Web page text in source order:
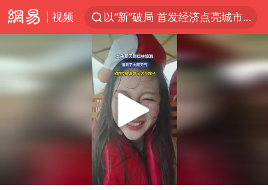
视频
以“新”破局 首发经济点亮城市消费活力
台风白海豚进入48小时警戒线
中方回应是否在太平洋海底开采稀土
台风白海豚影响中国已成定局
U17国足1分钟轰2球
宇树科技发行价格150.80元/股
五粮液渠道价一箱上涨近百元
Play